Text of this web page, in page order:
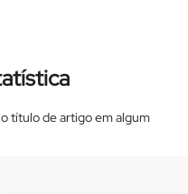
título de artigo em algum